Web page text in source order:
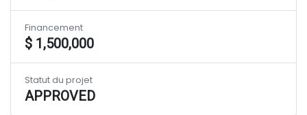
Financement
$ 1,500,000
Statut du projet
APPROVED